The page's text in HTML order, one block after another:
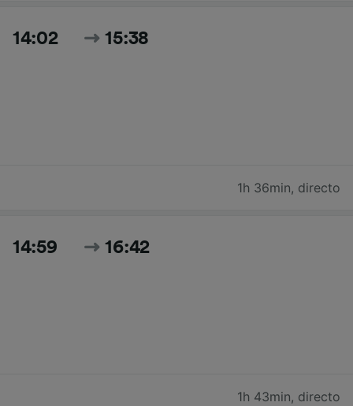
14:02 15:38
1h 36min, directo
14:59 16:42
1h 43min, directo